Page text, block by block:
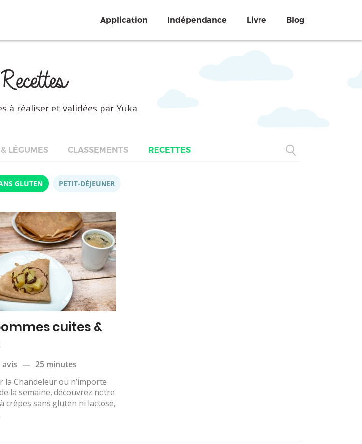
Application Indépendance Livre Blog
Recettes
à réaliser et validées par Yuka
LÉGUMES CLASSEMENTS RECETTES
GLUTEN PETIT-DÉJEUNER
cuites &
avis — 25 minutes
la Chandeleur ou n’importe
la semaine, découvrez notre
crêpes sans gluten ni lactose,